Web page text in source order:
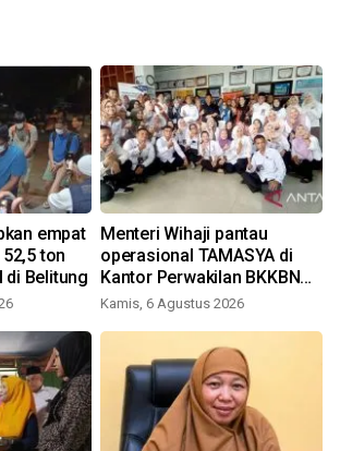
empat
ton
di Belitung
Menteri Wihaji pantau
operasional TAMASYA di
Kantor Perwakilan BKKBN
Babel
Kamis, 6 Agustus 2026